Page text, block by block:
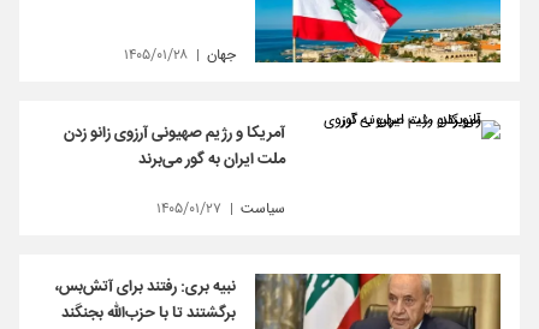
جهان ۱۴۰۵/۰۱/۲۸
آمریکا و رژیم صهیونی آرزوی زانو زدن
ملت ایران به گور می‌برند
سیاست ۱۴۰۵/۰۱/۲۷
نبیه بری: رفتند برای آتش‌بس،
برگشتند تا با حزب‌الله بجنگند